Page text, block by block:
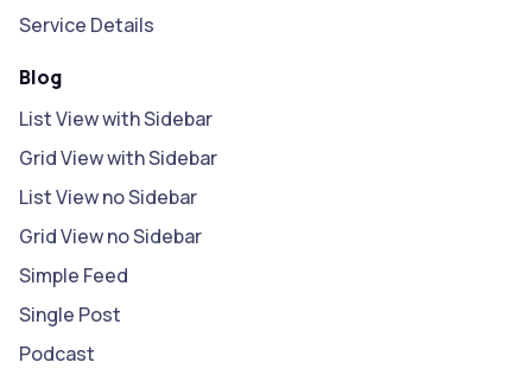
Service Details
Blog
List View with Sidebar
Grid View with Sidebar
List View no Sidebar
Grid View no Sidebar
Simple Feed
Single Post
Podcast